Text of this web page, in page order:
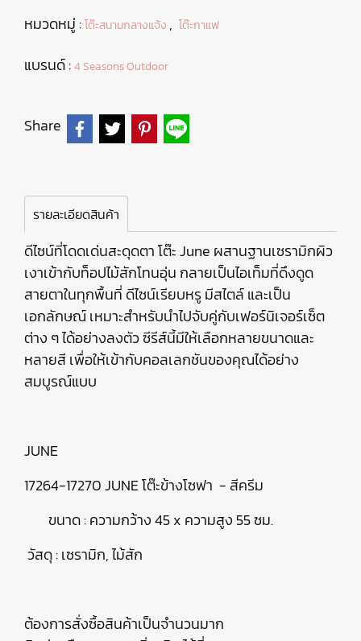
หมวดหมู่ :โต๊ะสนามกลางแจ้ง , โต๊ะกาแฟ
แบรนด์ :4 Seasons Outdoor
Share
รายละเอียดสินค้า
ดีไซน์ที่โดดเด่นสะดุดตา โต๊ะ June ผสานฐานเซรามิกผิว
เงาเข้ากับท็อปไม้สักโทนอุ่น กลายเป็นไอเท็มที่ดึงดูด
สายตาในทุกพื้นที่ ดีไซน์เรียบหรู มีสไตล์ และเป็น
เอกลักษณ์ เหมาะสำหรับนำไปจับคู่กับเฟอร์นิเจอร์เซ็ต
ต่าง ๆ ได้อย่างลงตัว ซีรีส์นี้มีให้เลือกหลายขนาดและ
หลายสี เพื่อให้เข้ากับคอลเลกชันของคุณได้อย่าง
สมบูรณ์แบบ
JUNE
17264-17270 JUNE โต๊ะข้างโซฟา - สีครีม
ขนาด : ความกว้าง 45 x ความสูง 55 ซม.
วัสดุ : เซรามิก, ไม้สัก
ต้องการสั่งซื้อสินค้าเป็นจำนวนมาก